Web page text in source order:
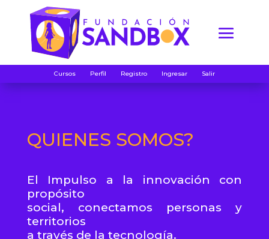
Cursos Perfil Registro Ingresar Salir
QUIENES SOMOS?
El Impulso a la innovación con
propósito
social, conectamos personas y
territorios
a través de la tecnología.